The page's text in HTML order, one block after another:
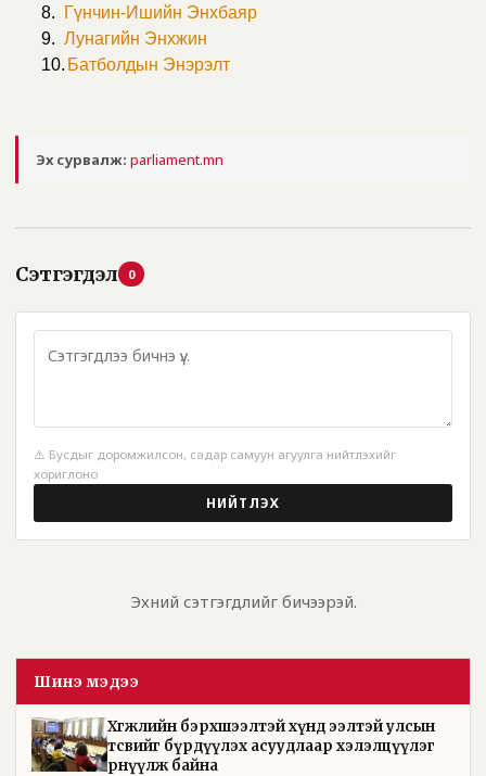
8.
Гүнчин-Ишийн Энхбаяр
9. Лунагийн Энхжин
10. Батболдын Энэрэлт
Эх сурвалж: parliament.mn
Сэтгэгдэл 0
⚠️ Бусдыг доромжилсон, садар самуун агуулга нийтлэхийг
хориглоно
НИЙТЛЭХ
Эхний сэтгэгдлийг бичээрэй.
Шинэ мэдээ
Хөгжлийн бэрхшээлтэй хүнд ээлтэй улсын
төсвийг бүрдүүлэх асуудлаар хэлэлцүүлэг
өрнүүлж байна